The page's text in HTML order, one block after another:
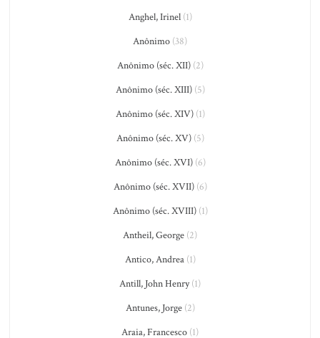
Anghel, Irinel(1)
Anônimo (38)
Anônimo (séc. XII)(2)
Anônimo (séc. XIII)(5)
Anônimo (séc. XIV)(1)
Anônimo (séc. XV)(5)
Anônimo (séc. XVI)(6)
Anônimo (séc. XVII)(6)
Anônimo (séc. XVIII)(1)
Antheil, George (2)
Antico, Andrea(1)
Antill, John Henry(1)
Antunes, Jorge(2)
Araia, Francesco (1)